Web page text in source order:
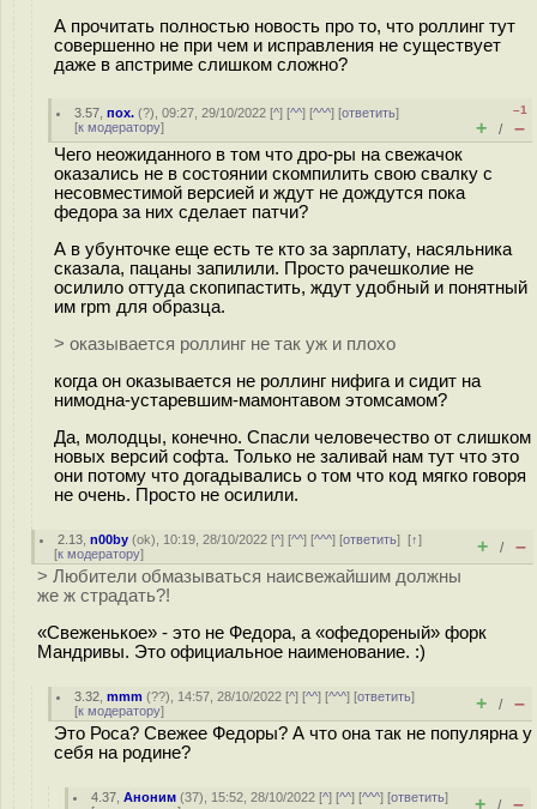
А прочитать полностью новость про то, что роллинг тут
совершенно не при чем и исправления не существует
даже в апстриме слишком сложно?
3.57 ,пох. (?), 09:27, 29/10/2022 [^] [^^] [^^^] [ответить]
[к модератору]
–1
+ / –
Чего неожиданного в том что дро-ры на свежачок
оказались не в состоянии скомпилить свою свалку с
несовместимой версией и ждут не дождутся пока
федора за них сделает патчи?
А в убунточке еще есть те кто за зарплату, насяльника
сказала, пацаны запилили. Просто рачешколие не
осилило оттуда скопипастить, ждут удобный и понятный
им rpm для образца.
> оказывается роллинг не так уж и плохо
когда он оказывается не роллинг нифига и сидит на
нимодна-устаревшим-мамонтавом этомсамом?
Да, молодцы, конечно. Спасли человечество от слишком
новых версий софта. Только не заливай нам тут что это
они потому что догадывались о том что код мягко говоря
не очень. Просто не осилили.
2.13 ,n00by (ok), 10:19, 28/10/2022 [^] [^^] [^^^] [ответить][↑]
[к модератору] + / –
> Любители обмазываться наисвежайшим должны
же ж страдать?!
«Свеженькое» - это не Федора, а «офедореный» форк
Мандривы. Это официальное наименование. :)
3.32 ,mmm (??), 14:57, 28/10/2022 [^] [^^] [^^^] [ответить]
[к модератору] + / –
Это Роса? Свежее Федоры? А что она так не популярна у
себя на родине?
4.37 ,Аноним (37), 15:52, 28/10/2022 [^] [^^] [^^^] [ответить]
+ / –